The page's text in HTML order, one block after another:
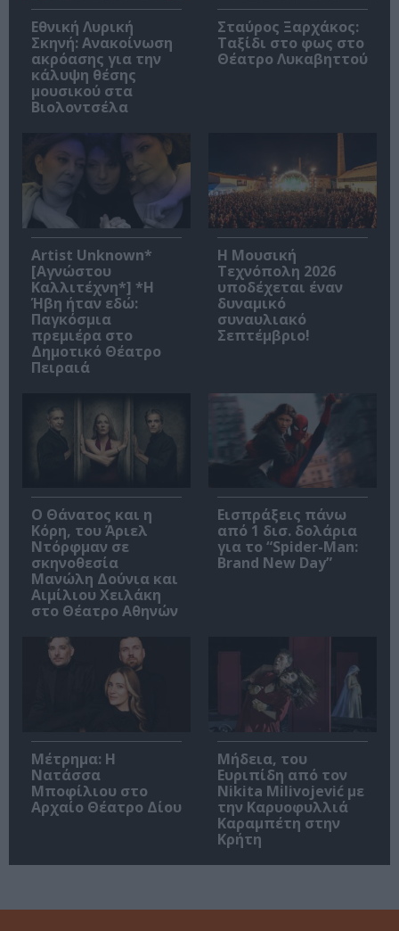
Εθνική Λυρική
Σκηνή: Ανακοίνωση
ακρόασης για την
κάλυψη θέσης
μουσικού στα
Βιολοντσέλα
Σταύρος Ξαρχάκος:
Ταξίδι στο φως στο
Θέατρο Λυκαβηττού
Artist Unknown*
[Αγνώστου
Καλλιτέχνη*] *Η
Ήβη ήταν εδώ:
Παγκόσμια
πρεμιέρα στο
Δημοτικό Θέατρο
Πειραιά
Η Μουσική
Τεχνόπολη 2026
υποδέχεται έναν
δυναμικό
συναυλιακό
Σεπτέμβριο!
Ο Θάνατος και η
Κόρη, του Άριελ
Ντόρφμαν σε
σκηνοθεσία
Μανώλη Δούνια και
Αιμίλιου Χειλάκη
στο Θέατρο Αθηνών
Εισπράξεις πάνω
από 1 δισ. δολάρια
για το “Spider-Man:
Brand New Day”
Μέτρημα: Η
Νατάσσα
Μποφίλιου στο
Αρχαίο Θέατρο Δίου
Μήδεια, του
Ευριπίδη από τον
Nikita Milivojević με
την Καρυοφυλλιά
Καραμπέτη στην
Κρήτη